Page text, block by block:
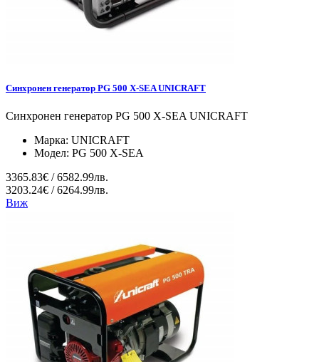
Синхронен генератор PG 500 X-SEA UNICRAFT
Синхронен генератор PG 500 X-SEA UNICRAFT
Марка: UNICRAFT
Модел: PG 500 X-SEA
3365.83€ / 6582.99лв.
3203.24€ / 6264.99лв.
Виж